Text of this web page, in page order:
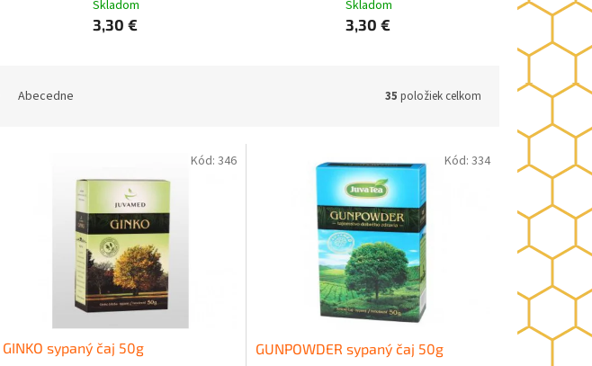
Skladom
3,30 €
Skladom
3,30 €
Abecedne 35 položiek celkom
GINKO sypaný čaj 50g
Kód: 346
GUNPOWDER sypaný čaj 50g
Kód: 334